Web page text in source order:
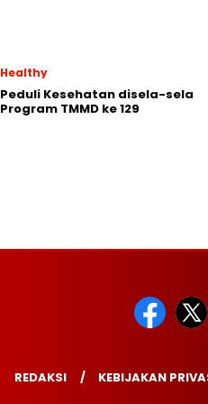
Healthy
Peduli Kesehatan disela-sela
Program TMMD ke 129
REDAKSI KEBIJAKAN